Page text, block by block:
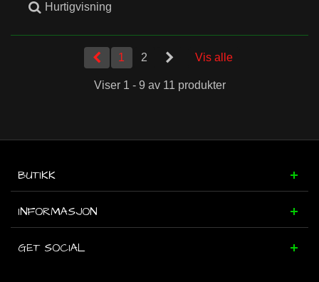
Hurtigvisning
1 2 Vis alle
Viser 1 - 9 av 11 produkter
BUTIKK
INFORMASJON
GET SOCIAL